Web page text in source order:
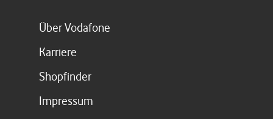
Über Vodafone
Karriere
ShopfinderLink öffnet in einem neuen Tab
Impressum